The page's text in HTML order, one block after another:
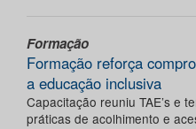
Formação
Formação reforça
a educação inclusiva
Capacitação reuniu TAE’s e
práticas de acolhimento e